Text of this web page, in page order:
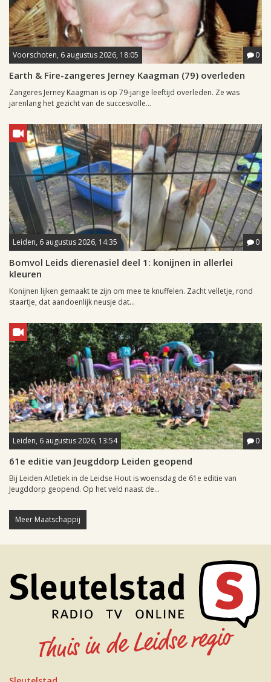
Voorschoten, 6 augustus 2026, 18:05 0
Earth & Fire-zangeres Jerney Kaagman (79) overleden
Zangeres Jerney Kaagman is op 79-jarige leeftijd overleden. Ze was
jarenlang het gezicht van de succesvolle...
Leiden, 6 augustus 2026, 14:35 0
Bomvol Leids dierenasiel deel 1: konijnen in allerlei
kleuren
Konijnen lijken gemaakt te zijn om mee te knuffelen. Zacht velletje, rond
staartje, dat aandoenlijk neusje dat...
Leiden, 6 augustus 2026, 13:54 0
61e editie van Jeugddorp Leiden geopend
Bij Leiden Atletiek in de Leidse Hout is woensdag de 61e editie van
Jeugddorp geopend. Op het veld naast de...
Meer Maatschappij